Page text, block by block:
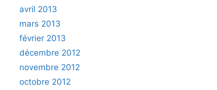
avril 2013
mars 2013
février 2013
décembre 2012
novembre 2012
octobre 2012